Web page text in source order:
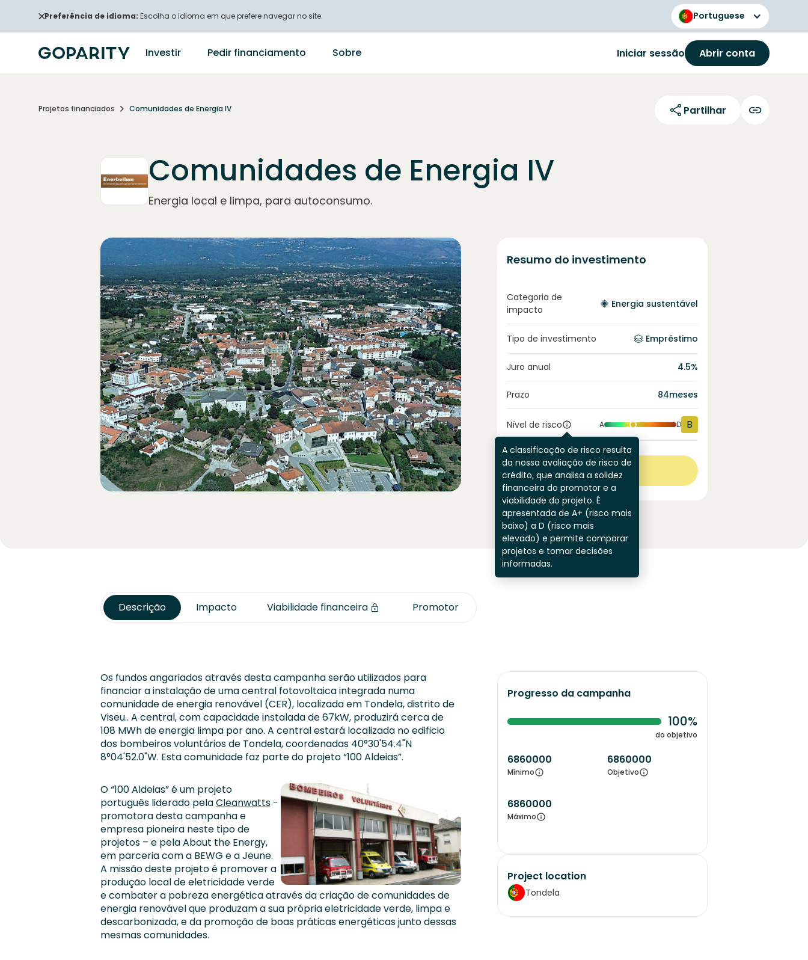
Preferência de idioma: Escolha o idioma em que prefere navegar no site. Portuguese
Investir Pedir financiamento Sobre Iniciar sessão Abrir conta
Projetos financiados Comunidades de Energia IV Partilhar
Comunidades de Energia IV
Energia local e limpa, para autoconsumo.
Resumo do investimento
Categoria de
impacto
Energia sustentável
Tipo de investimento Empréstimo
Juro anual 4.5%
Prazo 84meses
Nível de risco
A classificação de risco resulta
da nossa avaliação de risco de
crédito, que analisa a solidez
financeira do promotor e a
viabilidade do projeto. É
apresentada de A+ (risco mais
baixo) a D (risco mais
elevado) e permite comparar
projetos e tomar decisões
informadas.
A D B
Ver mais
Descrição Impacto Viabilidade financeira Promotor
Os fundos angariados através desta campanha serão utilizados para
financiar a instalação de uma central fotovoltaica integrada numa
comunidade de energia renovável (CER), localizada em Tondela, distrito de
Viseu.. A central, com capacidade instalada de 67kW, produzirá cerca de
108 MWh de energia limpa por ano. A central estará localizada no edificio
dos bombeiros voluntários de Tondela, coordenadas 40°30'54.4"N
8°04'52.0"W. Esta comunidade faz parte do projeto “100 Aldeias”.
O “100 Aldeias” é um projeto
português liderado pelaCleanwatts-
promotora desta campanha e
empresa pioneira neste tipo de
projetos – e pela About the Energy,
em parceria com a BEWG e a Jeune.
A missão deste projeto é promover a
produção local de eletricidade verde
e combater a pobreza energética através da criação de comunidades de
energia renovável que produzam a sua própria eletricidade verde, limpa e
descarbonizada, e da promoção de boas práticas energéticas junto dessas
mesmas comunidades.
Progresso da campanha
100%
do objetivo
6860000
Mínimo
6860000
Objetivo
6860000
Máximo
Project location
Tondela